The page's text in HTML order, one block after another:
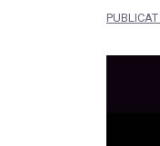
PUBLICAT